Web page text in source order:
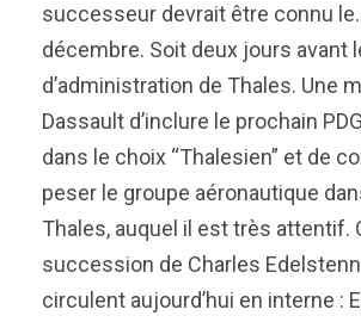
successeur devrait être connu
décembre. Soit deux jours avant
d’administration de Thales. Une
Dassault d’inclure le prochain
dans le choix “Thalesien” et de
peser le groupe aéronautique
Thales, auquel il est très attentif.
succession de Charles
circulent aujourd’hui en interne :